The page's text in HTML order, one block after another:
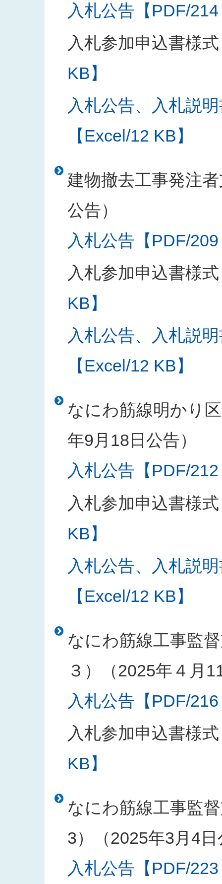
入札公告【PDF/
入札参加申込書様式
KB】
入札公告、入札説
【Excel/12 KB】
建物撤去工事発注
公告）
入札公告【PDF/
入札参加申込書様式
KB】
入札公告、入札説
【Excel/12 KB】
なにわ筋線明かり
年9月18日公告）
入札公告【PDF/
入札参加申込書様式
KB】
入札公告、入札説
【Excel/12 KB】
なにわ筋線工事監
３）（2025年４月
入札公告【PDF/
入札参加申込書様式
KB】
なにわ筋線工事監
3）（2025年3月4
入札公告【PDF/